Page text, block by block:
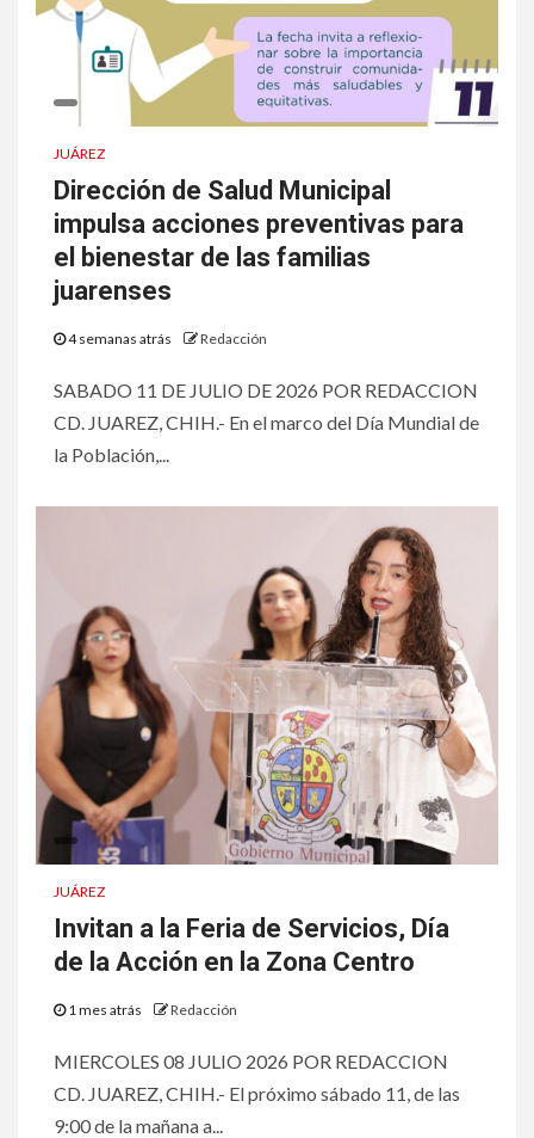
JUÁREZ
Dirección de Salud Municipal
impulsa acciones preventivas para
el bienestar de las familias
juarenses
4 semanas atrás Redacción
SABADO 11 DE JULIO DE 2026 POR REDACCION
CD. JUAREZ, CHIH.- En el marco del Día Mundial de
la Población,...
JUÁREZ
Invitan a la Feria de Servicios, Día
de la Acción en la Zona Centro
1 mes atrás Redacción
MIERCOLES 08 JULIO 2026 POR REDACCION
CD. JUAREZ, CHIH.- El próximo sábado 11, de las
9:00 de la mañana a...